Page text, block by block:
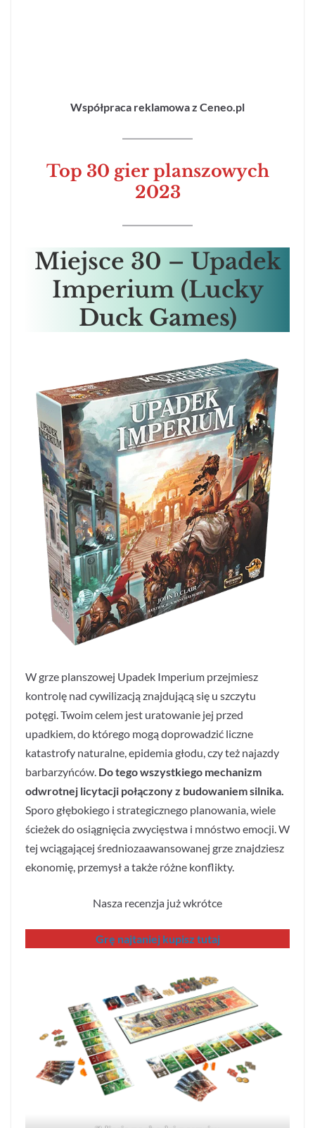
Współpraca reklamowa z Ceneo.pl
Top 30 gier planszowych
2023
Miejsce 30 – Upadek
Imperium(Lucky
Duck Games)
W grze planszowej Upadek Imperium przejmiesz
kontrolę nad cywilizacją znajdującą się u szczytu
potęgi. Twoim celem jest uratowanie jej przed
upadkiem, do którego mogą doprowadzić liczne
katastrofy naturalne, epidemia głodu, czy też najazdy
barbarzyńców. Do tego wszystkiego mechanizm
odwrotnej licytacji połączony z budowaniem silnika.
Sporo głębokiego i strategicznego planowania, wiele
ścieżek do osiągnięcia zwycięstwa i mnóstwo emocji. W
tej wciągającej średniozaawansowanej grze znajdziesz
ekonomię, przemysł a także różne konflikty.
Nasza recenzja już wkrótce
Grę najtaniej kupisz tutaj